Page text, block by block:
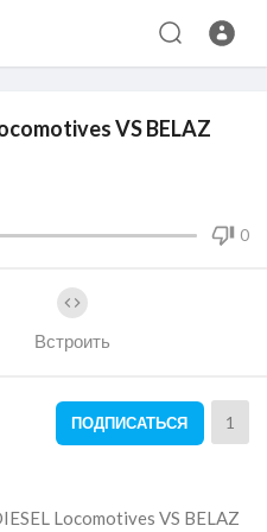
VS BELAZ
0
Встроить
ПОДПИСАТЬСЯ 1
Locomotives VS BELAZ